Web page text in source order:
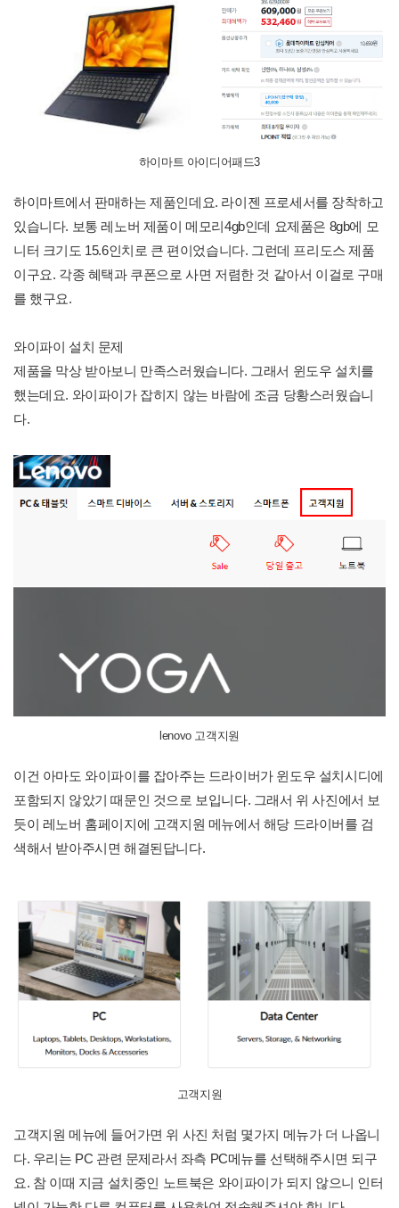
하이마트 아이디어패드3
하이마트에서 판매하는 제품인데요. 라이젠 프로세서를 장착하고
있습니다. 보통 레노버 제품이 메모리4gb인데 요제품은 8gb에 모
니터 크기도 15.6인치로 큰 편이었습니다. 그런데 프리도스 제품
이구요. 각종 혜택과 쿠폰으로 사면 저렴한 것 같아서 이걸로 구매
를 했구요.
와이파이 설치 문제
제품을 막상 받아보니 만족스러웠습니다. 그래서 윈도우 설치를
했는데요. 와이파이가 잡히지 않는 바람에 조금 당황스러웠습니
다.
lenovo 고객지원
이건 아마도 와이파이를 잡아주는 드라이버가 윈도우 설치시디에
포함되지 않았기 때문인 것으로 보입니다. 그래서 위 사진에서 보
듯이 레노버 홈페이지에 고객지원 메뉴에서 해당 드라이버를 검
색해서 받아주시면 해결된답니다.
고객지원
고객지원 메뉴에 들어가면 위 사진 처럼 몇가지 메뉴가 더 나옵니
다. 우리는 PC 관련 문제라서 좌측 PC메뉴를 선택해주시면 되구
요. 참 이때 지금 설치중인 노트북은 와이파이가 되지 않으니 인터